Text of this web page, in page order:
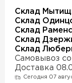
Склад
Склад
Склад
Склад
Склад
Самовывоз
Доставка
Сегодня 07